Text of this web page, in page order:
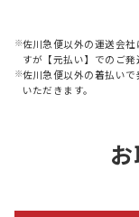
佐川急便以外の運送会
すが【元払い】でのご発
佐川急便以外の着払い
いただきます。